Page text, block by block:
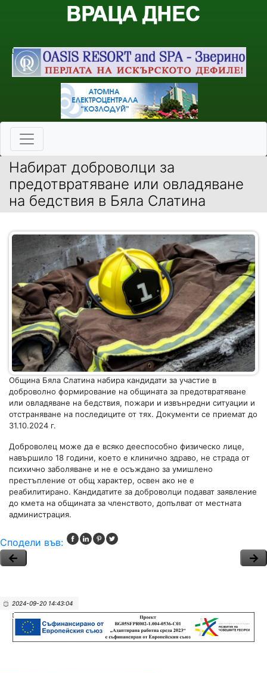
Набират доброволци за
предотвратяване или овладяване
на бедствия в Бяла Слатина
Община Бяла Слатина набира кандидати за участие в
доброволно формирование на общината за предотвратяване
или овладяване на бедствия, пожари и извънредни ситуации и
отстраняване на последиците от тях. Документи се приемат до
31.10.2024 г.
Доброволец може да е всяко дееспособно физическо лице,
навършило 18 години, което е клинично здраво, не страда от
психично заболяване и не е осъждано за умишлено
престъпление от общ характер, освен ако не е
реабилитирано. Кандидатите за доброволци подават заявление
до кмета на общината за членството, допълват от местната
администрация.
Сподели във:
2024-09-20 14:43:04